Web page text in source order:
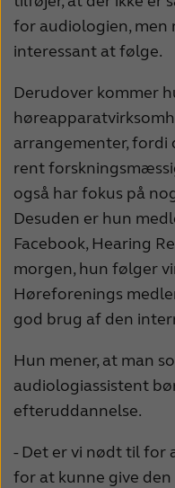
for audiologien, men
interessant at følge.
Derudover kommer
arrangementer,
rent
også har fokus på
Desuden er hun
Facebook, Hearing
morgen, hun følger
Høreforenings
god brug af den
Hun mener, at man
audiologiassistent
efteruddannelse.
- Det er vi nødt til for
for at kunne give